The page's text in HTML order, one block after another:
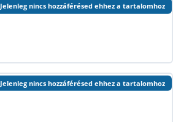
Jelenleg nincs hozzáférésed ehhez a tartalomhoz
Jelenleg nincs hozzáférésed ehhez a tartalomhoz